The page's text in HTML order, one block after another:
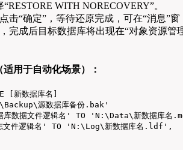
“RESTORE WITH NORECOVERY”。
点击“确定”，等待还原完成，可在“消息”窗
完成后目标数据库将出现在“对象资源管
用于自动化场景）：
[新数据库名]
源数据库备份.bak'
库数据文件逻辑名' TO 'N:\Data\新数据库
志文件逻辑名' TO 'N:\Log\新数据库名.ldf',